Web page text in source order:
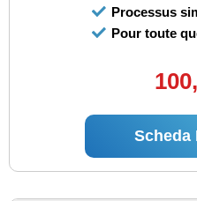
Processus
Pour toute
Scheda